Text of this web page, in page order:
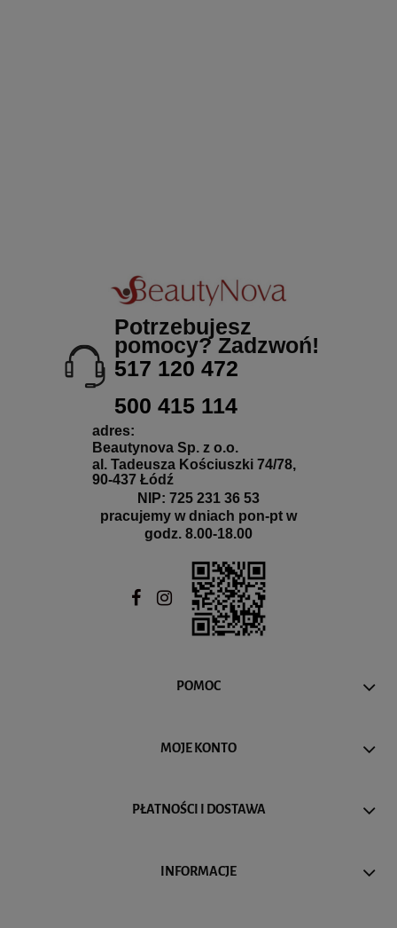
Potrzebujesz
pomocy? Zadzwoń!
517 120 472
500 415 114
adres:
Beautynova Sp. z o.o.
al. Tadeusza Kościuszki 74/78,
90-437 Łódź
NIP: 725 231 36 53
pracujemy w dniach pon-pt w
godz. 8.00-18.00
POMOC
MOJE KONTO
PŁATNOŚCI I DOSTAWA
INFORMACJE